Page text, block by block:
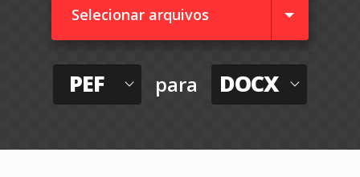
Selecionar arquivos
PEF para DOCX